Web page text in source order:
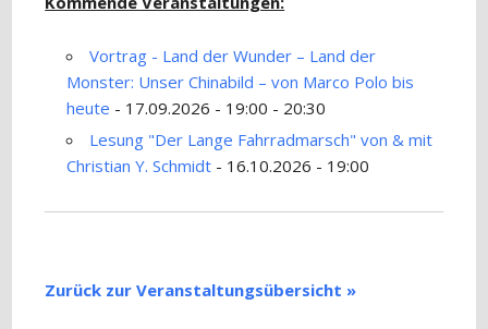
Vortrag - Land der Wunder – Land der
Monster: Unser Chinabild – von Marco Polo bis
heute - 17.09.2026 - 19:00 - 20:30
Lesung "Der Lange Fahrradmarsch" von & mit
Christian Y. Schmidt - 16.10.2026 - 19:00
Zurück zur Veranstaltungsübersicht »